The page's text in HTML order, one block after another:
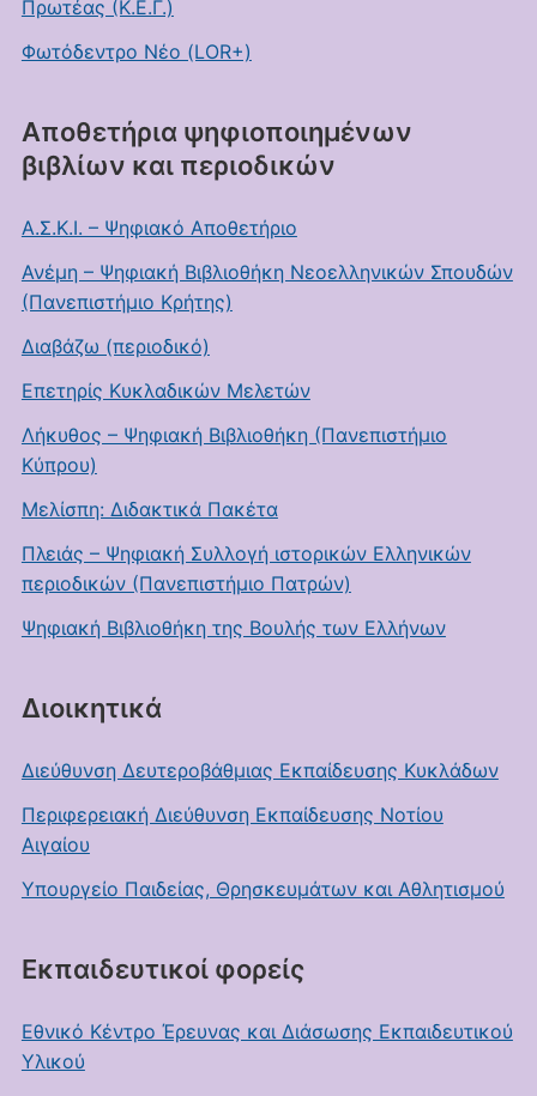
Πρωτέας (Κ.Ε.Γ.)
Φωτόδεντρο Νέο (LOR+)
Αποθετήρια ψηφιοποιημένων
βιβλίων και περιοδικών
Α.Σ.Κ.Ι. – Ψηφιακό Αποθετήριο
Ανέμη – Ψηφιακή Βιβλιοθήκη Νεοελληνικών Σπουδών
(Πανεπιστήμιο Κρήτης)
Διαβάζω (περιοδικό)
Επετηρίς Κυκλαδικών Μελετών
Λήκυθος – Ψηφιακή Βιβλιοθήκη (Πανεπιστήμιο
Κύπρου)
Μελίσπη: Διδακτικά Πακέτα
Πλειάς – Ψηφιακή Συλλογή ιστορικών Ελληνικών
περιοδικών (Πανεπιστήμιο Πατρών)
Ψηφιακή Βιβλιοθήκη της Βουλής των Ελλήνων
Διοικητικά
Διεύθυνση Δευτεροβάθμιας Εκπαίδευσης Κυκλάδων
Περιφερειακή Διεύθυνση Εκπαίδευσης Νοτίου
Αιγαίου
Υπουργείο Παιδείας, Θρησκευμάτων και Αθλητισμού
Εκπαιδευτικοί φορείς
Εθνικό Κέντρο Έρευνας και Διάσωσης Εκπαιδευτικού
Υλικού